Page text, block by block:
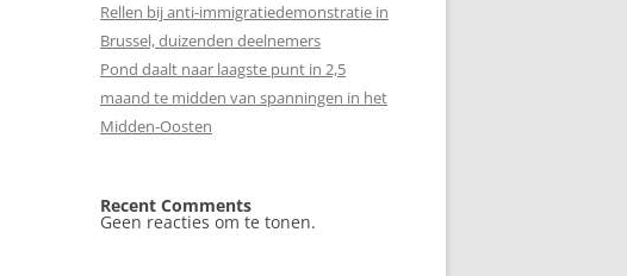
Rellen bij anti-immigratiedemonstratie in
Brussel, duizenden deelnemers
Pond daalt naar laagste punt in 2,5
maand te midden van spanningen in het
Midden-Oosten
Recent Comments
Geen reacties om te tonen.